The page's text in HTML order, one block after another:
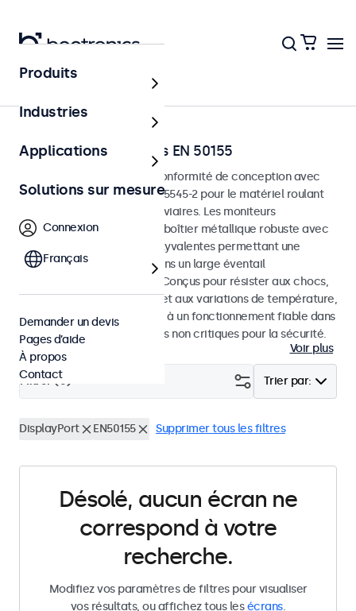
Accueil
Moniteurs ferroviaires EN 50155
Moniteurs développés en conformité de conception avec
les normes EN 50155 et EN 45545-2 pour le matériel roulant
et les environnements ferroviaires. Les moniteurs
ferroviaires sont dotés d’un boîtier métallique robuste avec
des options de montage polyvalentes permettant une
intégration transparente dans un large éventail
d’applications ferroviaires. Conçus pour résister aux chocs,
aux vibrations, à l’humidité et aux variations de température,
ces moniteurs sont destinés à un fonctionnement fiable dans
des applications ferroviaires non critiques pour la sécurité.
Voir plus
Trier par:
Filtrer (0)
DisplayPort EN50155 Supprimer tous les filtres
Désolé, aucun écran ne
correspond à votre
recherche.
Modifiez vos paramètres de filtres pour visualiser
vos résultats, ou affichez tous lesécrans.
Produits
Industries
Applications
Solutions sur mesure
Connexion
Français
Demander un devis
Pages d’aide
À propos
Contact